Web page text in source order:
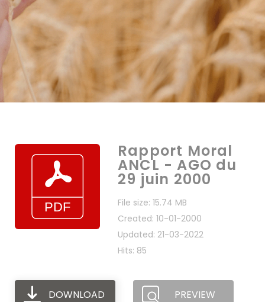
Rapport Moral
ANCL - AGO du
29 juin 2000
File size: 15.74 MB
Created: 10-01-2000
Updated: 21-03-2022
Hits: 85
DOWNLOAD PREVIEW